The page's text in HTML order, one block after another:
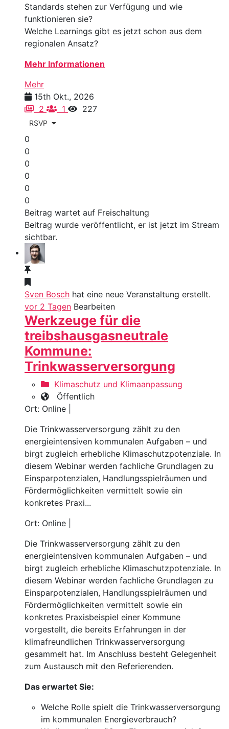
Standards stehen zur Verfügung und wie
funktionieren sie?
Welche Learnings gibt es jetzt schon aus dem
regionalen Ansatz?
Mehr Informationen
Mehr
15th Okt., 2026
2
1 227
RSVP
0
0
0
0
0
0
Beitrag wartet auf Freischaltung
Beitrag wurde veröffentlicht, er ist jetzt im Stream
sichtbar.
Sven Bosch hat eine neue Veranstaltung erstellt.
vor 2 Tagen Bearbeiten
Werkzeuge für die
treibshausgasneutrale
Kommune:
Trinkwasserversorgung
Klimaschutz und Klimaanpassung
Öffentlich
Ort: Online |
Die Trinkwasserversorgung zählt zu den
energieintensiven kommunalen Aufgaben – und
birgt zugleich erhebliche Klimaschutzpotenziale. In
diesem Webinar werden fachliche Grundlagen zu
Einsparpotenzialen, Handlungsspielräumen und
Fördermöglichkeiten vermittelt sowie ein
konkretes Praxi...
Ort: Online |
Die Trinkwasserversorgung zählt zu den
energieintensiven kommunalen Aufgaben – und
birgt zugleich erhebliche Klimaschutzpotenziale. In
diesem Webinar werden fachliche Grundlagen zu
Einsparpotenzialen, Handlungsspielräumen und
Fördermöglichkeiten vermittelt sowie ein
konkretes Praxisbeispiel einer Kommune
vorgestellt, die bereits Erfahrungen in der
klimafreundlichen Trinkwasserversorgung
gesammelt hat. Im Anschluss besteht Gelegenheit
zum Austausch mit den Referierenden.
Das erwartet Sie:
Welche Rolle spielt die Trinkwasserversorgung
im kommunalen Energieverbrauch?